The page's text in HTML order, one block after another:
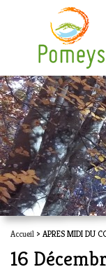
Accueil > APRES MIDI DU
16